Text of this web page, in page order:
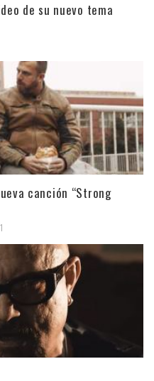
de su nuevo tema
canción “Strong